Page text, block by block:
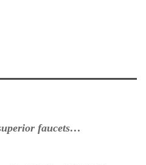
faucets…